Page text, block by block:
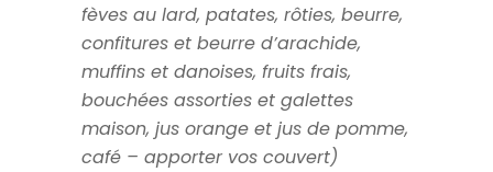
fèves au lard, patates, rôties, beurre,
confitures et beurre d’arachide,
muffins et danoises, fruits frais,
bouchées assorties et galettes
maison, jus orange et jus de pomme,
café – apporter vos couvert)